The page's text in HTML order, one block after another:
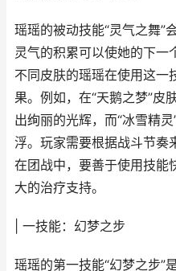
瑶瑶的被动技能“灵气之舞”
灵气的积累可以使她的下一
不同皮肤的瑶瑶在使用这一
果。例如，在“天鹅之梦”皮
出绚丽的光辉，而“冰雪精
浮。玩家需要根据战斗节奏
在团战中，要善于使用技能
大的治疗支持。
| 一技能：幻梦之步
瑶瑶的第一技能“幻梦之步”